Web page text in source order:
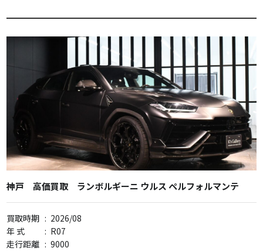
神戸 高価買取 ランボルギーニ ウルス ペルフォルマンテ
買取時期 : 2026/08
年 式
: R07
走行距離 : 9000